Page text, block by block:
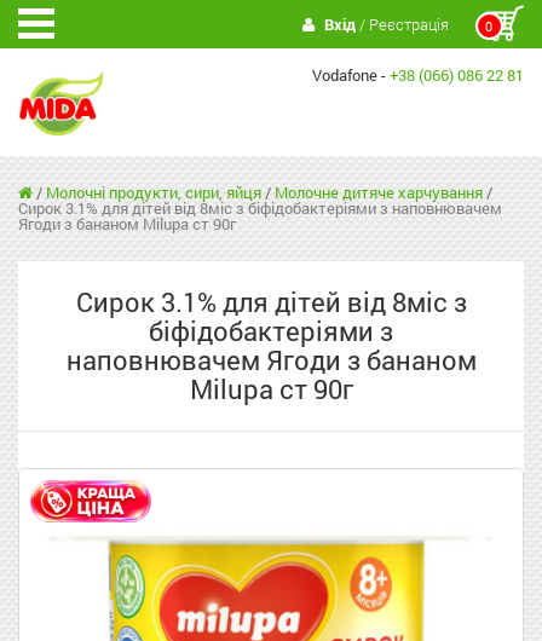
0
Вхід/ Реєстрація
Vodafone -+38 (066) 086 22 81
/ Молочні продукти, сири, яйця/ Молочне дитяче харчування/
Сирок 3.1% для дітей від 8міс з біфідобактеріями з наповнювачем
Ягоди з бананом Milupa ст 90г
Сирок 3.1% для дітей від 8міс з
біфідобактеріями з
наповнювачем Ягоди з бананом
Milupa ст 90г